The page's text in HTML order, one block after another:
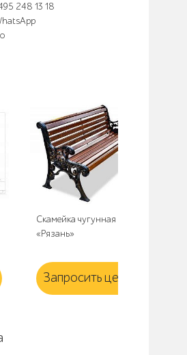
248 13 18
Скамейка чугунная
«Рязань»
Запросить цену